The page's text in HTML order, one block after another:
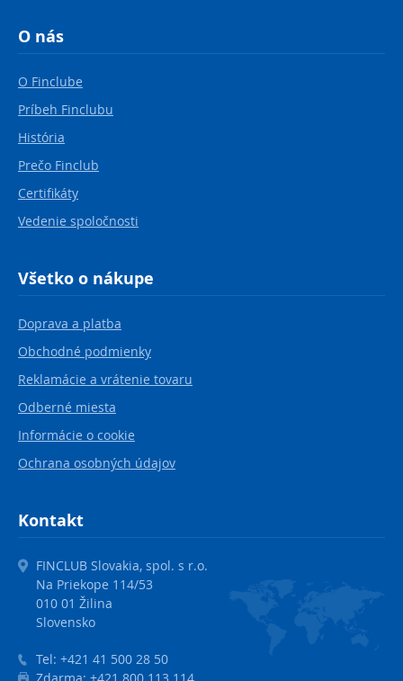
O nás
O Finclube
Príbeh Finclubu
História
Prečo Finclub
Certifikáty
Vedenie spoločnosti
Všetko o nákupe
Doprava a platba
Obchodné podmienky
Reklamácie a vrátenie tovaru
Odberné miesta
Informácie o cookie
Ochrana osobných údajov
Kontakt
FINCLUB Slovakia, spol. s r.o.
Na Priekope 114/53
010 01 Žilina
Slovensko
Tel: +421 41 500 28 50